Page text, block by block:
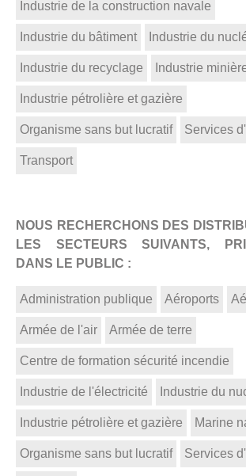
Industrie de la construction navale
Industrie du bâtiment Industrie du
Industrie du recyclage Industrie
Industrie pétrolière et gazière
Organisme sans but lucratif Services
Transport
NOUS RECHERCHONS DES
LES SECTEURS SUIVANTS,
DANS LE PUBLIC :
Administration publique Aéroports
Armée de l'air Armée de terre
Centre de formation sécurité incendie
Industrie de l'électricité Industrie du
Industrie pétrolière et gazière Marine
Organisme sans but lucratif Services